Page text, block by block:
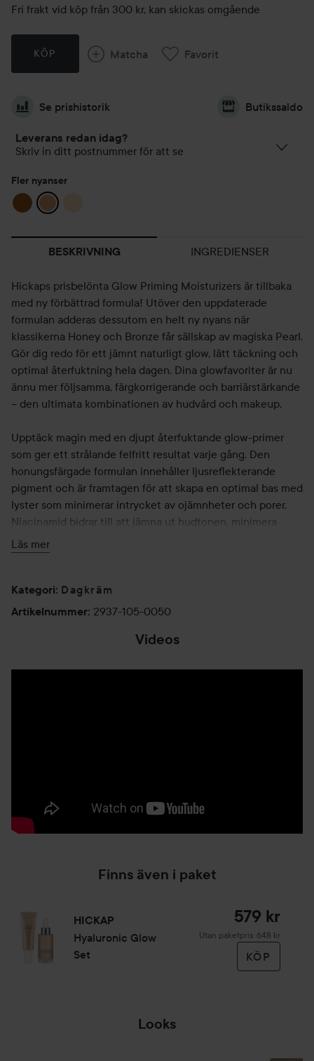
Fri frakt vid köp från 300 kr, kan skickas omgående
KÖP Matcha Favorit
Se prishistorik Butikssaldo
Leverans redan idag?
Skriv in ditt postnummer för att se
Fler nyanser
BESKRIVNING INGREDIENSER
Hickaps prisbelönta Glow Priming Moisturizers är tillbaka
med ny förbättrad formula! Utöver den uppdaterade
formulan adderas dessutom en helt ny nyans när
klassikerna Honey och Bronze får sällskap av magiska Pearl.
Gör dig redo för ett jämnt naturligt glow, lätt täckning och
optimal återfuktning hela dagen. Dina glowfavoriter är nu
ännu mer följsamma, färgkorrigerande och barriärstärkande
– den ultimata kombinationen av hudvård och makeup.
Upptäck magin med en djupt återfuktande glow-primer
som ger ett strålande felfritt resultat varje gång. Den
honungsfärgade formulan innehåller ljusreflekterande
pigment och är framtagen för att skapa en optimal bas med
lyster som minimerar intrycket av ojämnheter och porer.
Niacinamid bidrar till att jämna ut hudtonen, minimera
rodnad, reducera fina linjer och stärka hudbarriären.
Jojobaestrar ger intensiv fukt utan att täppa till porerna.
balanserad återfuktning utan att bidra till en fet eller oljig
känsla. Naturliga polysackarider bildar en skyddande film
påfrestningar samtidigt som de lugnar huden för komfort
bas med ett naturligt glow så att din hud kan stråla som
foundation ger den en perfekt bas och en mer långvarig
makeup. Tips! Testa även att blanda Honey Glow Priming
Läs mer
Kategori: Dagkräm
Artikelnummer: 2937-105-0050
Videos
Finns även i paket
HICKAP
Hyaluronic Glow
Set
579 kr
Utan paketpris: 648 kr
KÖP
Looks